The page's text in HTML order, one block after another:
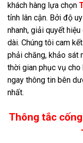
khách hàng lựa chọn
tỉnh lân cận. Bởi độ
nhanh, giải quyết
dài. Chúng tôi cam kết
phải chăng, khảo sát
thời gian phục vụ cho
ngay thông tin bên
nhất.
Thông tắc